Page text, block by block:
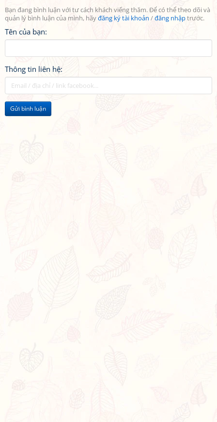
Bạn đang bình luận với tư cách khách viếng thăm. Để có thể theo dõi và
quản lý bình luận của mình, hãyđăng ký tài khoản /đăng nhậptrước.
Tên của bạn:
Thông tin liên hệ:
Gửi bình luận